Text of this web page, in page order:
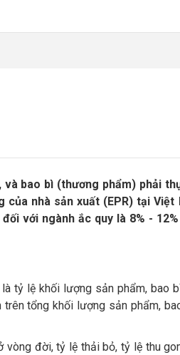
và bao bì (thương phẩm) phải
nhà sản xuất (EPR) tại Việt
với ngành ắc quy là 8% -
tỷ lệ khối lượng sản phẩm, bao
tổng khối lượng sản phẩm,
đời, tỷ lệ thải bỏ, tỷ lệ thu